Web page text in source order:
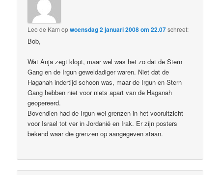
Leo de Kam opwoensdag 2 januari 2008 om 22.07schreef:
Bob,
Wat Anja zegt klopt, maar wel was het zo dat de Stern
Gang en de Irgun geweldadiger waren. Niet dat de
Haganah indertijd schoon was, maar de Irgun en Stern
Gang hebben niet voor niets apart van de Haganah
geopereerd.
Bovendien had de Irgun wel grenzen in het vooruitzicht
voor Israel tot ver in Jordanië en Irak. Er zijn posters
bekend waar die grenzen op aangegeven staan.